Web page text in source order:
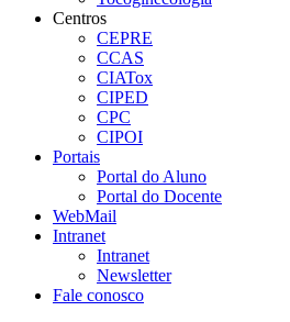
Centros
CEPRE
CCAS
CIATox
CIPED
CPC
CIPOI
Portais
Portal do Aluno
Portal do Docente
WebMail
Intranet
Intranet
Newsletter
Fale conosco